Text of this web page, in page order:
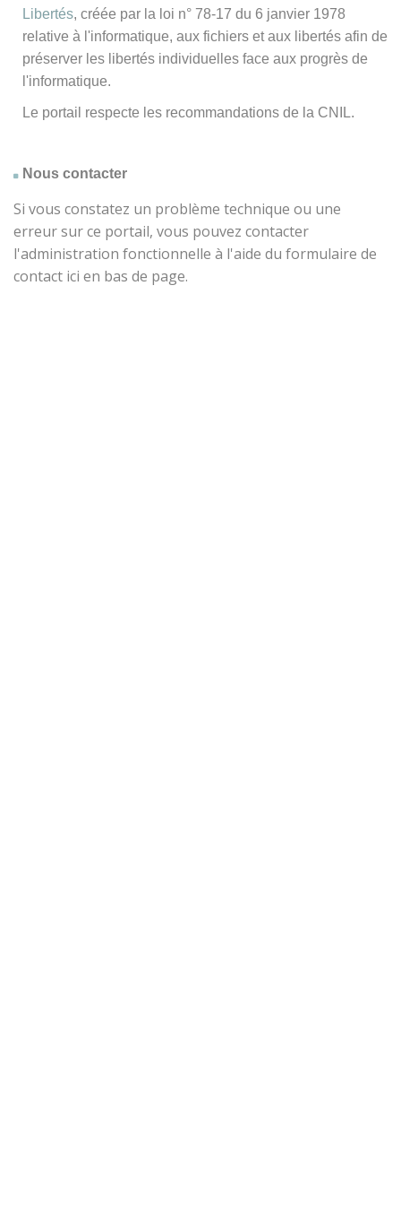
Libertés, créée par la loi n° 78-17 du 6 janvier 1978
relative à l'informatique, aux fichiers et aux libertés afin de
préserver les libertés individuelles face aux progrès de
l'informatique.
Le portail respecte les recommandations de la CNIL.
Nous contacter
Si vous constatez un problème technique ou une
erreur sur ce portail, vous pouvez contacter
l'administration fonctionnelle à l'aide du formulaire de
contact ici en bas de page.